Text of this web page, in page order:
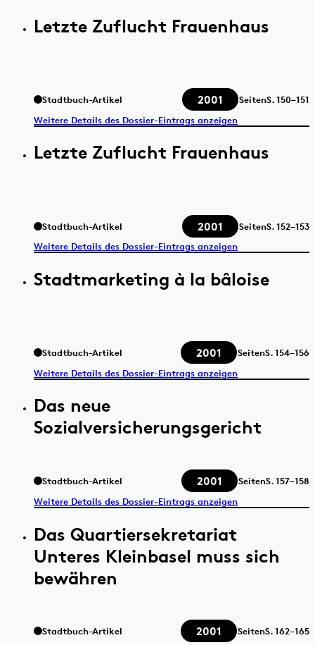
Letzte Zuflucht Frauenhaus
Stadtbuch-Artikel 2001 SeitenS.150–151
Weitere Details des Dossier-Eintrags anzeigen
Letzte Zuflucht Frauenhaus
Stadtbuch-Artikel 2001 SeitenS.152–153
Weitere Details des Dossier-Eintrags anzeigen
Stadtmarketing à la bâloise
Stadtbuch-Artikel 2001 SeitenS.154–156
Weitere Details des Dossier-Eintrags anzeigen
Das neue
Sozialversicherungsgericht
Stadtbuch-Artikel 2001 SeitenS.157–158
Weitere Details des Dossier-Eintrags anzeigen
Das Quartiersekretariat
Unteres Kleinbasel muss sich
bewähren
Stadtbuch-Artikel 2001 SeitenS.162–165